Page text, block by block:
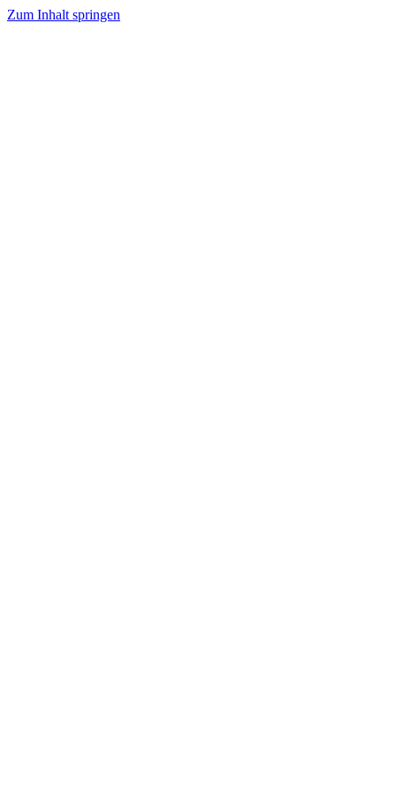
Zum Inhalt springen